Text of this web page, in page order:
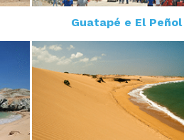
Guatapé e El Peñol